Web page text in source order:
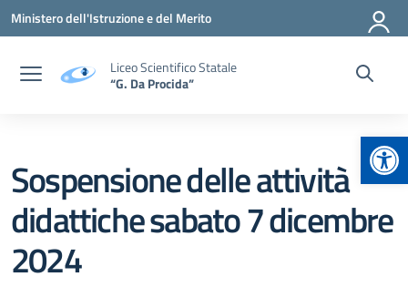
Vai ai contenuti
Vai al menu di navigazione
Vai al footer
Ministero dell'Istruzione e del Merito
Liceo Scientifico Statale
“G. Da Procida”
Sospensione delle attività
didattiche sabato 7 dicembre
2024